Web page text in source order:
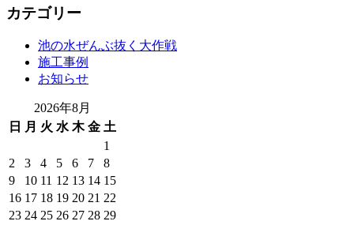
カテゴリー
池の水ぜんぶ抜く大作戦
施工事例
お知らせ
2026年8月
日
月 火 水 木 金 土
1
2
3 4 5 6 7
8
9
10 11 12 13 14 15
16 17 18 19 20 21 22
23 24 25 26 27 28 29